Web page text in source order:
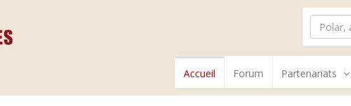
Accueil Forum Partenariats